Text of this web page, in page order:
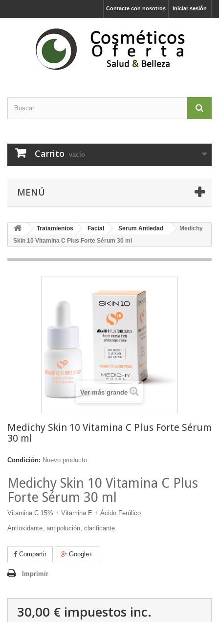
Iniciar sesión
Contacte con nosotros
Carrito vacío
MENÚ
Tratamientos Facial Serum Antiedad
Medichy
Skin 10 Vitamina C Plus Forte Sérum 30 ml
Ver más grande
Medichy Skin 10 Vitamina C Plus Forte Sérum
30 ml
Condición: Nuevo producto
Medichy Skin 10 Vitamina C Plus
Forte Sérum 30 ml
Vitamina C 15% + Vitamina E + Ácido Ferúlico
Antioxidante, antipolución, clarificante
Compartir Google+
Imprimir
30,00 € impuestos inc.